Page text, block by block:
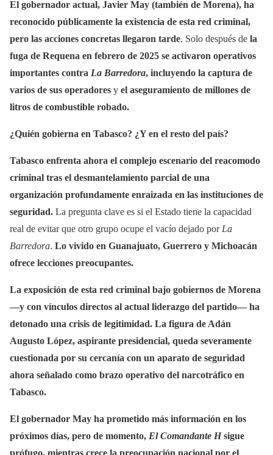
El gobernador actual, Javier May (también de Morena), ha
reconocido públicamente la existencia de esta red criminal,
pero las acciones concretas llegaron tarde. Solo después de la
fuga de Requena en febrero de 2025 se activaron operativos
importantes contra La Barredora, incluyendo la captura de
varios de sus operadores y el aseguramiento de millones de
litros de combustible robado.
¿Quién gobierna en Tabasco? ¿Y en el resto del país?
Tabasco enfrenta ahora el complejo escenario del reacomodo
criminal tras el desmantelamiento parcial de una
organización profundamente enraizada en las instituciones de
seguridad. La pregunta clave es si el Estado tiene la capacidad
real de evitar que otro grupo ocupe el vacío dejado por La
Barredora. Lo vivido en Guanajuato, Guerrero y Michoacán
ofrece lecciones preocupantes.
La exposición de esta red criminal bajo gobiernos de Morena
—y con vínculos directos al actual liderazgo del partido— ha
detonado una crisis de legitimidad. La figura de Adán
Augusto López, aspirante presidencial, queda severamente
cuestionada por su cercanía con un aparato de seguridad
ahora señalado como brazo operativo del narcotráfico en
Tabasco.
El gobernador May ha prometido más información en los
próximos días, pero de momento, El Comandante Hsigue
prófugo, mientras crece la preocupación nacional por el